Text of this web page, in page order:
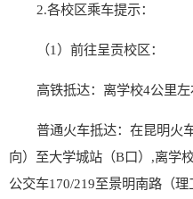
2.各校区乘车提示：
（1 ）前往呈贡校区：
高铁抵达：离学校4公里
普通火车抵达：在昆明火
向）至大学城站（B口） ,离学
公交车170/219至景明南路（